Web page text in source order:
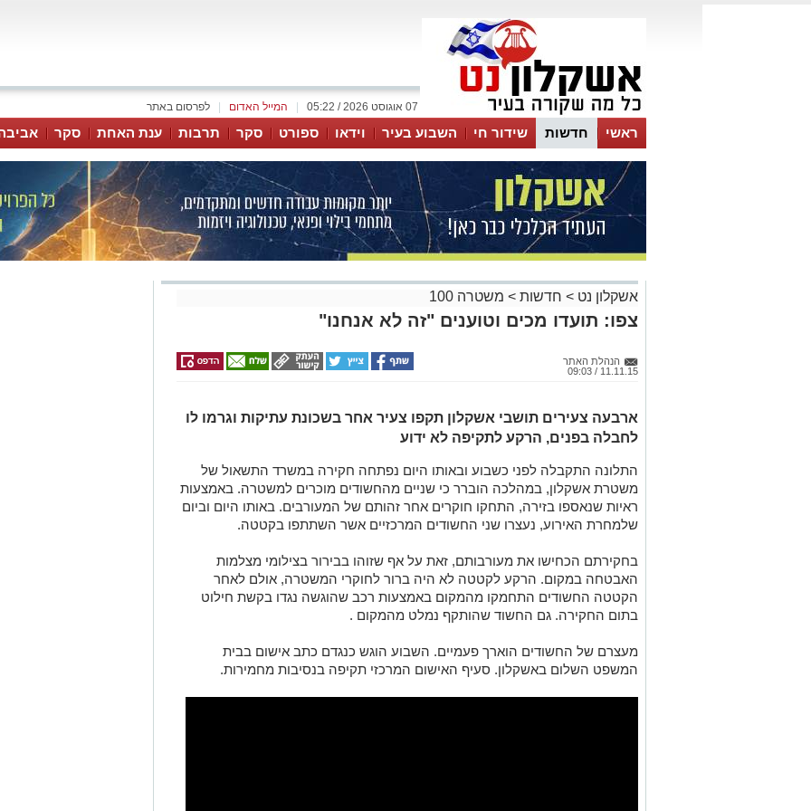
לפרסום באתר המייל האדום 07 אוגוסט 2026 / 05:22
ראשי חדשות שידור חי השבוע בעיר וידאו ספורט סקר תרבות ענת האחת סקר
אשקלון נט > חדשות > משטרה 100
צפו: תועדו מכים וטוענים "זה לא אנחנו"
הנהלת האתר
11.11.15 / 09:03
ארבעה צעירים תושבי אשקלון תקפו צעיר אחר בשכונת עתיקות וגרמו לו
לחבלה בפנים, הרקע לתקיפה לא ידוע
התלונה התקבלה לפני כשבוע ובאותו היום נפתחה חקירה במשרד התשאול של
משטרת אשקלון, במהלכה הוברר כי שניים מהחשודים מוכרים למשטרה. באמצעות
ראיות שנאספו בזירה, התחקו חוקרים אחר זהותם של המעורבים. באותו היום וביום
שלמחרת האירוע, נעצרו שני החשודים המרכזיים אשר השתתפו בקטטה.
בחקירתם הכחישו את מעורבותם, זאת על אף שזוהו בבירור בצילומי מצלמות
האבטחה במקום. הרקע לקטטה לא היה ברור לחוקרי המשטרה, אולם לאחר
הקטטה החשודים התחמקו מהמקום באמצעות רכב שהוגשה נגדו בקשת חילוט
בתום החקירה. גם החשוד שהותקף נמלט מהמקום .
מעצרם של החשודים הוארך פעמיים. השבוע הוגש כנגדם כתב אישום בבית
המשפט השלום באשקלון. סעיף האישום המרכזי תקיפה בנסיבות מחמירות.